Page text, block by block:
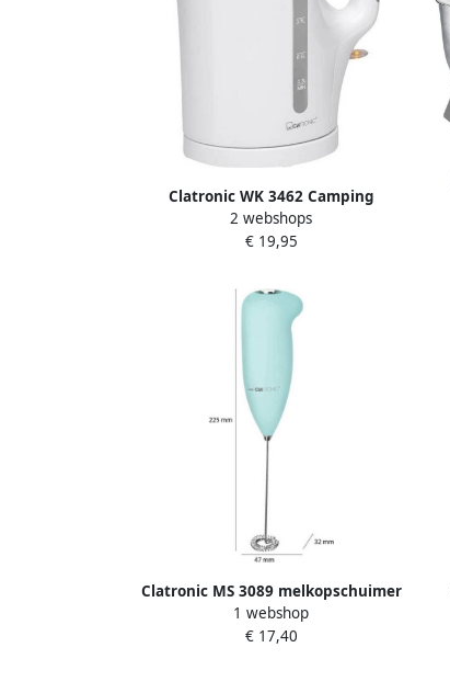
Clatronic WK 3462 Camping
waterkoker 1L 900W Wit
2 webshops
€ 19,95
Clatronic MS 3089 melkopschuimer
mintgroen werkt op batterijen
1 webshop
€ 17,40